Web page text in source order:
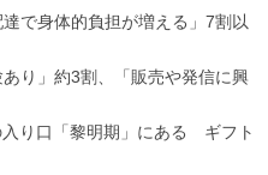
で身体的負担が増える」7割以
り」約3割、「販売や発信に興
り口「黎明期」にある ギフト